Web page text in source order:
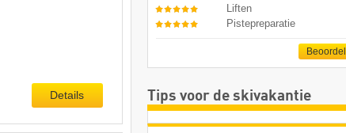
Details
Liften
Pistepreparatie
Tips voor de skivakantie